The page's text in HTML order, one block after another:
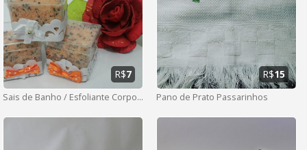
Sais de Banho / Esfoliante Corporal
R$7
Pano de Prato Passarinhos
R$15